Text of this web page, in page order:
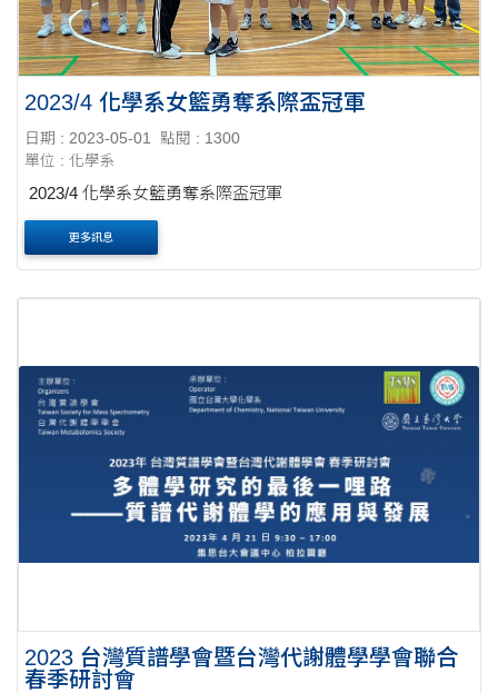
2023/4 化學系女籃勇奪系際盃冠軍
日期 : 2023-05-01
點閱 : 1300
單位 : 化學系
2023/4 化學系女籃勇奪系際盃冠軍
更多訊息
2023 台灣質譜學會暨台灣代謝體學學會聯合
春季研討會